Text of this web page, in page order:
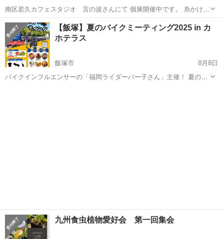
南区若久カフェスタジオ 言の波さんにて 個展開催中です。 糸かけ曼
荼羅やアートに興味がある方は是非お越しください。 作品がご覧いた
だけます。 ※水曜日定休日※ インスタアカウント https://www....
福岡 福岡市 高宮駅
【飯塚】夏のバイクミーティング2025 in カ
ホテラス
飯塚市
8月8日
バイクインフルエンサーの「福岡ライダーパー子さん」主催！ 夏のバ
九州食虫植物愛好会 第一回集会